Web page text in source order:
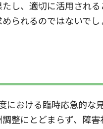
し、適切に活用される
られるのではないでし
における臨時応急的な
整にとどまらず、障害